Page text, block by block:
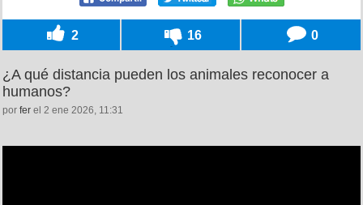
2 16 0
¿A qué distancia pueden los animales reconocer a
humanos?
por fer el 2 ene 2026, 11:31